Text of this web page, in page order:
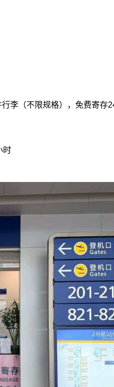
李（不限规格），免费寄存
时